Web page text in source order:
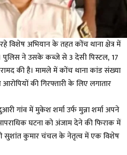
विशेष अभियान के तहत कोंच थाना क्षेत्र में
पुलिस ने उसके कब्जे से 3 देसी पिस्टल, 17
की है। मामले में कोंच थाना कांड संख्या
की गिरफ्तारी के लिए लगातार
गांव में मुकेश शर्मा उर्फ मुन्ना शर्मा अपने
घटना को अंजाम देने की फिराक में
सुशांत कुमार चंचल के नेतृत्व में एक विशेष